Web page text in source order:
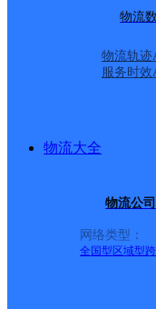
物流
物流轨迹
服务时效
物流大全
物流公司
网络类型：
全国型 区域型